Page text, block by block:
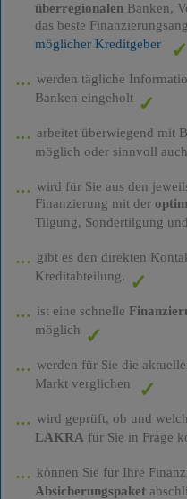
überregionalenBanken,
das beste
möglicher Kreditgeber
werden tägliche
Banken eingeholt
arbeitet überwiegend mit
möglich oder sinnvoll
wird für Sie aus den
Finanzierung mit der
Tilgung, Sondertilgung
gibt es den direkten
Kreditabteilung.
ist eine schnelle
möglich
werden für Sie die
Markt verglichen
wird geprüft, ob und
LAKRA für Sie in Frage
können Sie für Ihre
Absicherungspaket